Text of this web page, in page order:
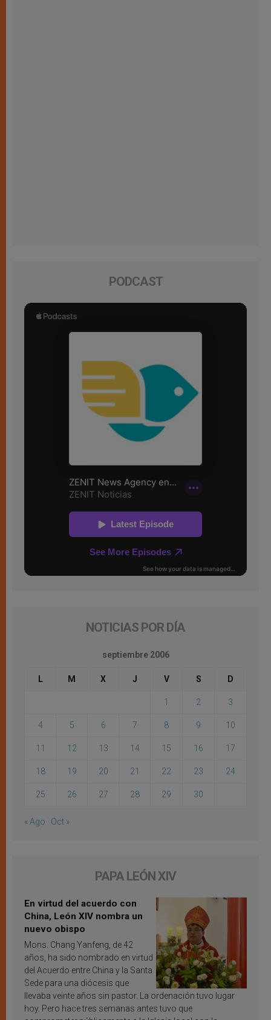
PODCAST
NOTICIAS POR DÍA
septiembre 2006
L M X J V S D
1 2 3
4 5 6 7 8 9 10
11 12 13 14 15 16 17
18 19 20 21 22 23 24
25 26 27 28 29 30
« Ago Oct »
PAPA LEÓN XIV
En virtud del acuerdo con
China, León XIV nombra un
nuevo obispo
Mons. Chang Yanfeng, de 42
años, ha sido nombrado en virtud
del Acuerdo entre China y la Santa
Sede para una diócesis que
llevaba veinte años sin pastor. La ordenación tuvo lugar
hoy. Pero hace tres semanas antes tuvo que